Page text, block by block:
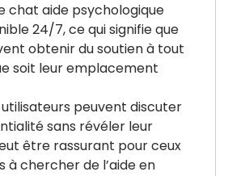
chat aide psychologique
24/7, ce qui signifie que
obtenir du soutien à tout
soit leur emplacement
utilisateurs peuvent discuter
sans révéler leur
être rassurant pour ceux
à chercher de l’aide en